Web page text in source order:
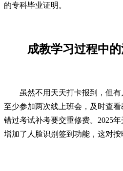
的专科毕业证明。
成教学习过程中
虽然不用天天打卡报到，但
至少参加两次线上班会，及时查看
错过考试补考要交重修费。2025
增加了人脸识别签到功能，这对按